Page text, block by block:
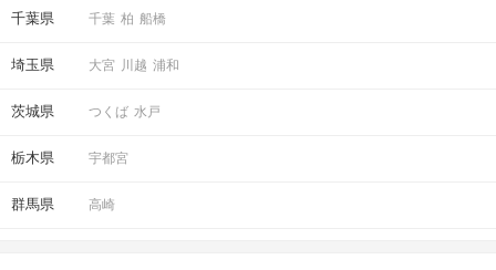
千葉県 千葉 柏 船橋
埼玉県 大宮 川越 浦和
茨城県 つくば 水戸
栃木県 宇都宮
群馬県 高崎